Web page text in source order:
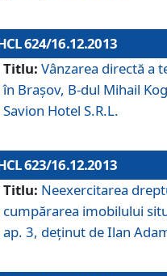
624/16.12.2013
Titlu: Vânzarea directă a
în Braşov, B-dul Mihail
Savion Hotel S.R.L.
623/16.12.2013
Titlu: Neexercitarea
cumpărarea imobilului
ap. 3, deţinut de Ilan